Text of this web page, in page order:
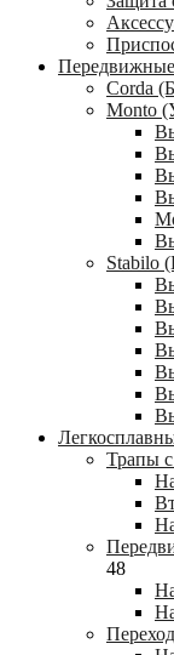
Corda
Monto
Stabilo
Трапы
48